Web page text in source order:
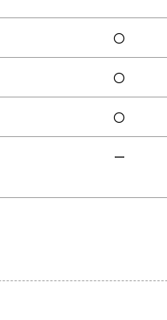
〇
〇
〇
ー